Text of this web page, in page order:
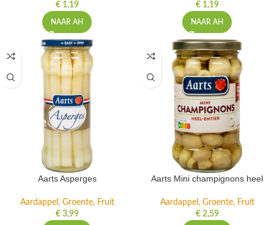
€1,19
NAAR AH
€1,19
NAAR AH
Aarts Asperges
Aardappel, Groente, Fruit
€3,99
Aarts Mini champignons heel
Aardappel, Groente, Fruit
€2,59